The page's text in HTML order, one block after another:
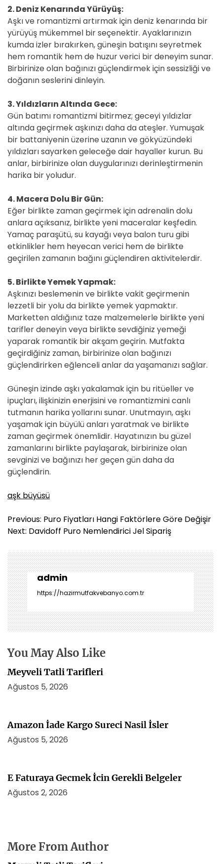
2. Deniz Kenarında Yürüyüş:
Aşkı ve romantizmi artırmak için deniz kenarında bir
yürüyüş mükemmel bir seçenektir. Ayaklarınızın
kumda izler bırakırken, güneşin batışını seyretmek
hem romantik hem de huzur verici bir deneyim sunar.
Birbirinize olan bağınızı güçlendirmek için sessizliği ve
doğanın seslerini dinleyin.
3. Yıldızların Altında Gece:
Gün batımı romantizmi bitirmez; geceyi yıldızlar
altında geçirmek aşkınızı daha da ateşler. Yumuşak
bir battaniyenin üzerine uzanın ve gökyüzündeki
yıldızları sayarken geleceğe dair hayaller kurun. Bu
anlar, birbirinize olan duygularınızı derinleştirmenin
harika bir yoludur.
4. Macera Dolu Bir Gün:
Eğer birlikte zaman geçirmek için adrenalin dolu
anlara açıksanız, birlikte yeni maceralar keşfedin.
Yamaç paraşütü, su kayağı veya balon turu gibi
etkinlikler hem heyecan verici hem de birlikte
geçirilen zamanın bağını güçlendiren aktivitelerdir.
5. Birlikte Yemek Yapmak:
Aşkınızı beslemenin ve birlikte vakit geçirmenin
lezzetli bir yolu da birlikte yemek yapmaktır.
Marketten aldığınız taze malzemelerle birlikte yeni
tarifler deneyin veya birlikte sevdiğiniz yemeği
yaparak romantik bir akşam geçirin. Mutfakta
geçirdiğiniz zaman, birbirinize olan bağınızı
güçlendirirken eğlenceli anlar da yaşamanızı sağlar.
Güneşin izinde aşkı yakalamak için bu ritüeller ve
ipuçları, ilişkinizin enerjisini ve romantizmini canlı
tutmanın harika yollarını sunar. Unutmayın, aşkı
yaşamak için büyülü anları yaratmak ve birlikte
zaman geçirmek önemlidir. Hayatınızın bu güzel
zamanlarını birlikte paylaşarak, birbirinize olan
sevginizi ve bağınızı her geçen gün daha da
güçlendirin.
aşk büyüsü
Y
a
ı
g
e
z
i
n
m
s
i
Previous: Puro Fiyatları Hangi Faktörlere Göre Değişir
Next: Davidoff Puro Nemlendirici Jel Sipariş
admin
https://hazirmutfakvebanyo.com.tr
You May Also Like
Meyveli Tatli Tarifleri
Ağustos 5, 2026
Amazon İade Kargo Sureci Nasil İsler
Ağustos 5, 2026
E Faturaya Gecmek İcin Gerekli Belgeler
Ağustos 2, 2026
More From Author